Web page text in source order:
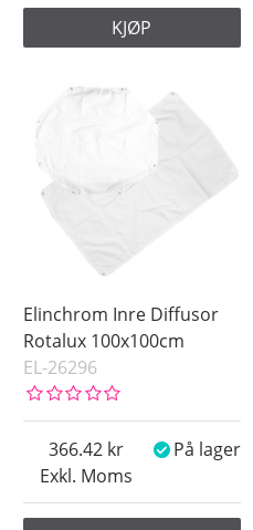
KJØP
Elinchrom Inre Diffusor
Rotalux 100x100cm
EL-26296
Exkl. Moms
366.42 På lager